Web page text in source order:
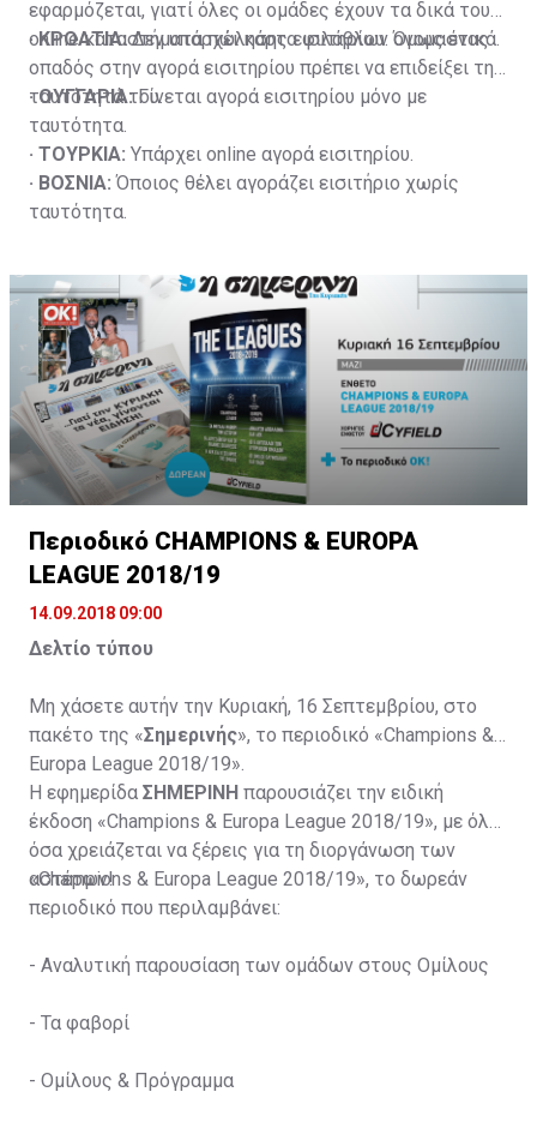
εφαρμόζεται, γιατί όλες οι ομάδες έχουν τα δικά τους
online καταστήματα πώλησης εισιτηρίων ονομαστικά.
· ΚΡΟΑΤΙΑ:Δεν υπάρχει κάρτα φιλάθλου. Όμως ένας
οπαδός στην αγορά εισιτηρίου πρέπει να επιδείξει την
ταυτότητά του.
· ΟΥΓΓΑΡΙΑ:Γίνεται αγορά εισιτηρίου μόνο με
ταυτότητα.
· ΤΟΥΡΚΙΑ: Υπάρχει online αγορά εισιτηρίου.
· ΒΟΣΝΙΑ:Όποιος θέλει αγοράζει εισιτήριο χωρίς
ταυτότητα.
Περιοδικό CHAMPIONS & EUROPA
LEAGUE 2018/19
14.09.2018 09:00
Δελτίο τύπου
Μη χάσετε αυτήν την Κυριακή, 16 Σεπτεμβρίου, στο
πακέτο της «Σημερινής», το περιοδικό «Champions &
Europa League 2018/19».
Η εφημερίδα ΣΗΜΕΡΙΝΗ παρουσιάζει την ειδική
έκδοση «Champions & Europa League 2018/19», με όλα
όσα χρειάζεται να ξέρεις για τη διοργάνωση των
αστέρων!
«Champions & Europa League 2018/19», το δωρεάν
περιοδικό που περιλαμβάνει:
- Αναλυτική παρουσίαση των ομάδων στους Ομίλους
- Τα φαβορί
- Oμίλους & Πρόγραμμα